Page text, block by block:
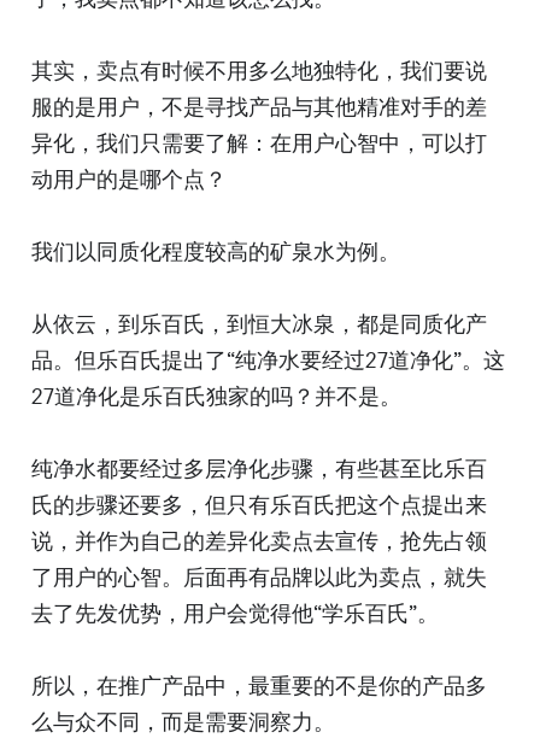
其实，卖点有时候不用多么地独特化，我们要说
服的是用户，不是寻找产品与其他精准对手的差
异化，我们只需要了解：在用户心智中，可以打
动用户的是哪个点？
我们以同质化程度较高的矿泉水为例。
从依云，到乐百氏，到恒大冰泉，都是同质化产
品。但乐百氏提出了“纯净水要经过27道净化”。这
27道净化是乐百氏独家的吗？并不是。
纯净水都要经过多层净化步骤，有些甚至比乐百
氏的步骤还要多，但只有乐百氏把这个点提出来
说，并作为自己的差异化卖点去宣传，抢先占领
了用户的心智。后面再有品牌以此为卖点，就失
去了先发优势，用户会觉得他“学乐百氏”。
所以，在推广产品中，最重要的不是你的产品多
么与众不同，而是需要洞察力。